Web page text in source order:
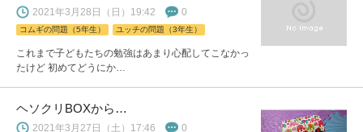
2021年3月28日（日）19:42 0
コムギの問題（5年生） ユッチの問題（3年生）
これまで子どもたちの勉強はあまり心配してこなかっ
たけど 初めてどうにか…
ヘソクリBOXから…
2021年3月27日（土）17:46 0